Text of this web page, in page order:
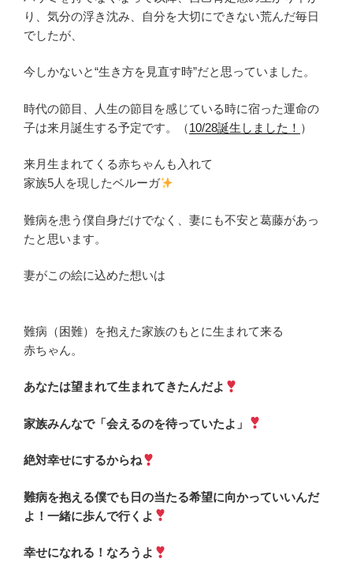
り、気分の浮き沈み、自分を大切にできない荒んだ毎日
でしたが、
今しかないと“生き方を見直す時”だと思っていました。
時代の節目、人生の節目を感じている時に宿った運命の
子は来月誕生する予定です。（10/28誕生しました！ ）
来月生まれてくる赤ちゃんも入れて
家族5人を現したベルーガ
難病を患う僕自身だけでなく、妻にも不安と葛藤があっ
たと思います。
妻がこの絵に込めた想いは
難病（困難）を抱えた家族のもとに生まれて来る
赤ちゃん。
あなたは望まれて生まれてきたんだよ
家族みんなで「会えるのを待っていたよ」
絶対幸せにするからね
難病を抱える僕でも日の当たる希望に向かっていいんだ
よ！一緒に歩んで行くよ
幸せになれる！なろうよ